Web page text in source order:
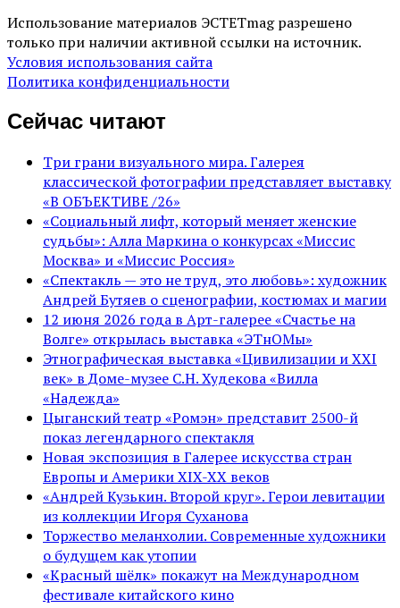
Использование материалов ЭСТЕТmag разрешено
только при наличии активной ссылки на источник.
Условия использования сайта
Политика конфиденциальности
Сейчас читают
Три грани визуального мира. Галерея
классической фотографии представляет выставку
«В ОБЪЕКТИВЕ /26»
«Социальный лифт, который меняет женские
судьбы»: Алла Маркина о конкурсах «Миссис
Москва» и «Миссис Россия»
«Спектакль — это не труд, это любовь»: художник
Андрей Бутяев о сценографии, костюмах и магии
12 июня 2026 года в Арт-галерее «Счастье на
Волге» открылась выставка «ЭТнОМы»
Этнографическая выставка «Цивилизации и ХХI
век» в Доме-музее С.Н. Худекова «Вилла
«Надежда»
Цыганский театр «Ромэн» представит 2500-й
показ легендарного спектакля
Новая экспозиция в Галерее искусства стран
Европы и Америки XIX-XX веков
«Андрей Кузькин. Второй круг». Герои левитации
из коллекции Игоря Суханова
Торжество меланхолии. Современные художники
о будущем как утопии
«Красный шёлк» покажут на Международном
фестивале китайского кино